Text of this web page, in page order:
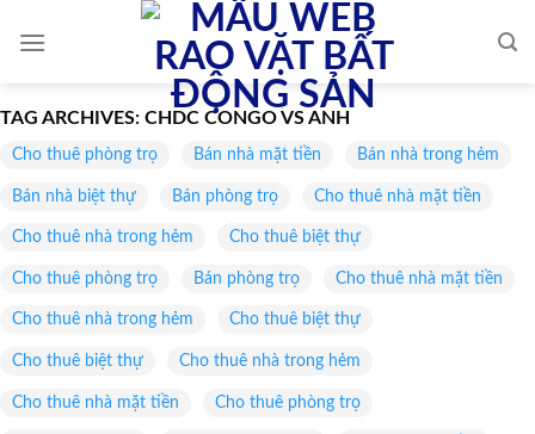
TAG ARCHIVES: CHDC CONGO VS ANH
Cho thuê phòng trọ Bán nhà mặt tiền Bán nhà trong hẻm
Bán nhà biệt thự Bán phòng trọ Cho thuê nhà mặt tiền
Cho thuê nhà trong hẻm Cho thuê biệt thự
Cho thuê phòng trọ Bán phòng trọ Cho thuê nhà mặt tiền
Cho thuê nhà trong hẻm Cho thuê biệt thự
Cho thuê biệt thự Cho thuê nhà trong hẻm
Cho thuê nhà mặt tiền Cho thuê phòng trọ